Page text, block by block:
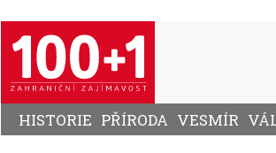
HISTORIE PŘÍRODA VESMÍR